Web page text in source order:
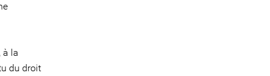
à la
du droit